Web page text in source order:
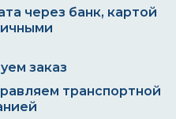
через банк, картой
транспортной